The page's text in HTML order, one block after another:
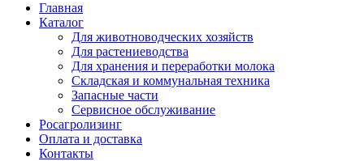
Главная
Каталог
Для животноводческих хозяйств
Для растениеводства
Для хранения и переработки молока
Складская и коммунальная техника
Запасные части
Cервисное обслуживание
Росагролизинг
Оплата и доставка
Контакты